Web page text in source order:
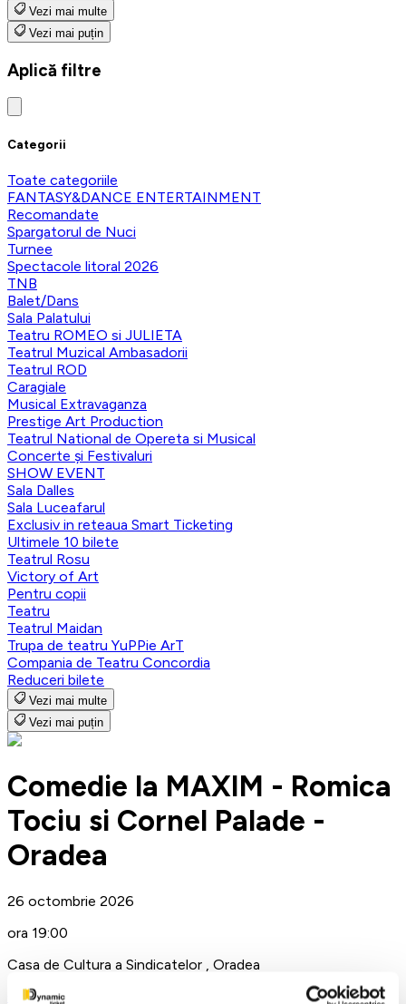
Vezi mai multe
Vezi mai puțin
Aplică filtre
Categorii
Toate categoriile
FANTASY&DANCE ENTERTAINMENT
Recomandate
Spargatorul de Nuci
Turnee
Spectacole litoral 2026
TNB
Balet/Dans
Sala Palatului
Teatru ROMEO si JULIETA
Teatrul Muzical Ambasadorii
Teatrul ROD
Caragiale
Musical Extravaganza
Prestige Art Production
Teatrul National de Opereta si Musical
Concerte și Festivaluri
SHOW EVENT
Sala Dalles
Sala Luceafarul
Exclusiv in reteaua Smart Ticketing
Ultimele 10 bilete
Teatrul Rosu
Victory of Art
Pentru copii
Teatru
Teatrul Maidan
Trupa de teatru YuPPie ArT
Compania de Teatru Concordia
Reduceri bilete
Vezi mai multe
Vezi mai puțin
Comedie la MAXIM - Romica
Tociu si Cornel Palade -
Oradea
26 octombrie 2026
ora 19:00
Casa de Cultura a Sindicatelor , Oradea
Oradea